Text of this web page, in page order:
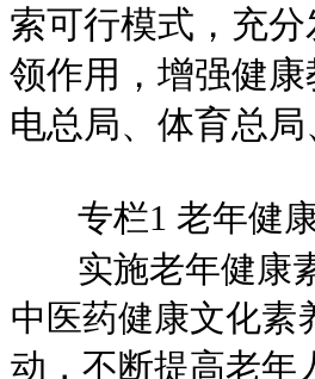
索可行模式，充
领作用，增强健
电总局、体育总
专栏1 老年健康
实施老年健康素
中医药健康文化素
动，不断提高老年